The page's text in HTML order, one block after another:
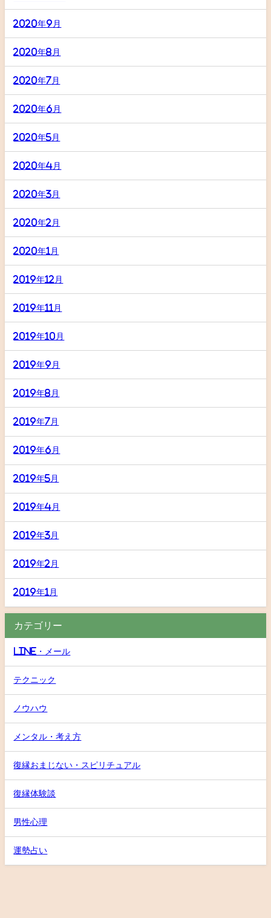
2020年9月
2020年8月
2020年7月
2020年6月
2020年5月
2020年4月
2020年3月
2020年2月
2020年1月
2019年12月
2019年11月
2019年10月
2019年9月
2019年8月
2019年7月
2019年6月
2019年5月
2019年4月
2019年3月
2019年2月
2019年1月
カテゴリー
LINE・メール
テクニック
ノウハウ
メンタル・考え方
復縁おまじない・スピリチュアル
復縁体験談
男性心理
運勢占い